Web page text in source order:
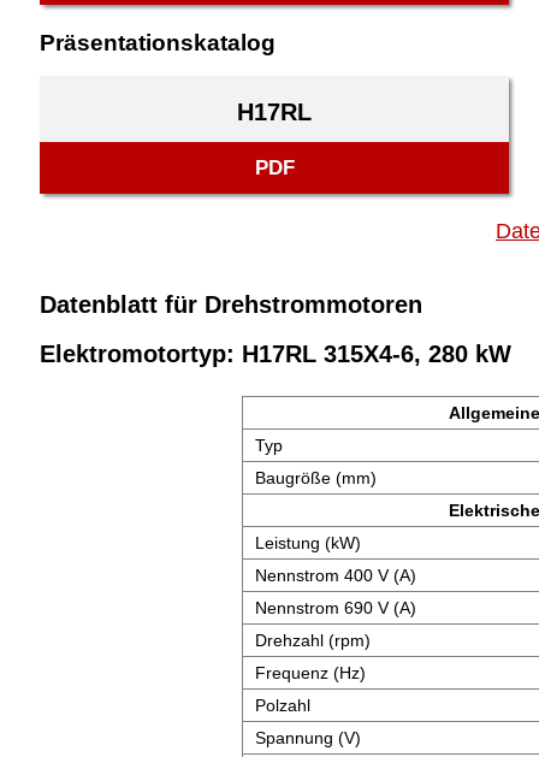
Präsentationskatalog
H17RL
PDF
Datenblatt für Drehstrommotoren
Elektromotortyp: H17RL 315X4-6, 280 kW
Typ
Baugröße (mm)
Leistung (kW)
Nennstrom 400 V (A)
Nennstrom 690 V (A)
Drehzahl (rpm)
Frequenz (Hz)
Polzahl
Spannung (V)